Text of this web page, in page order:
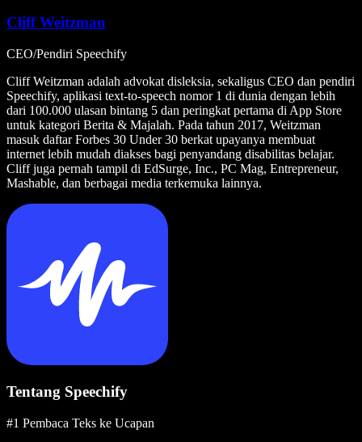
Cliff Weitzman
CEO/Pendiri Speechify
Cliff Weitzman adalah advokat disleksia, sekaligus CEO dan pendiri
Speechify, aplikasi text-to-speech nomor 1 di dunia dengan lebih
dari 100.000 ulasan bintang 5 dan peringkat pertama di App Store
untuk kategori Berita & Majalah. Pada tahun 2017, Weitzman
masuk daftar Forbes 30 Under 30 berkat upayanya membuat
internet lebih mudah diakses bagi penyandang disabilitas belajar.
Cliff juga pernah tampil di EdSurge, Inc., PC Mag, Entrepreneur,
Mashable, dan berbagai media terkemuka lainnya.
Tentang Speechify
#1 Pembaca Teks ke Ucapan